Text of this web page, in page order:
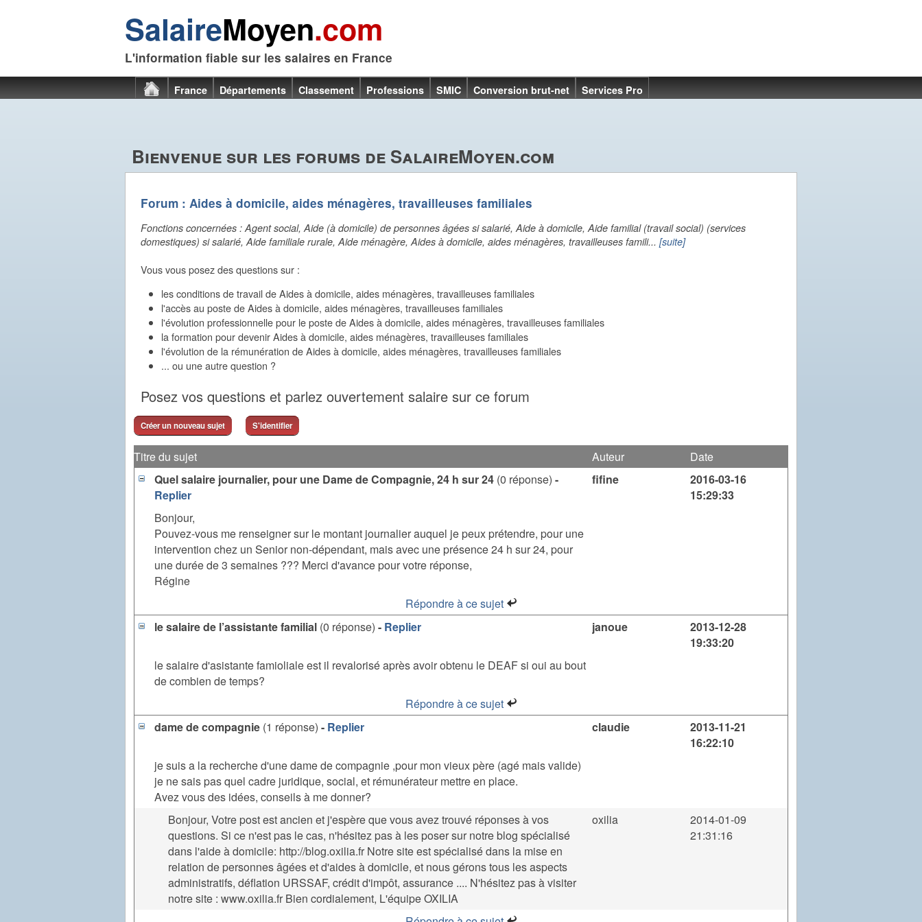
SalaireMoyen.com
L'information fiable sur les salaires en France
France Départements Classement Professions SMIC Conversion brut-net Services Pro
Bienvenue sur les forums de SalaireMoyen.com
Forum : Aides à domicile, aides ménagères, travailleuses familiales
Fonctions concernées :Agent social, Aide (à domicile) de personnes âgées si salarié, Aide à domicile, Aide familial (travail social) (services
domestiques) si salarié, Aide familiale rurale, Aide ménagère, Aides à domicile, aides ménagères, travailleuses famili... [suite]
Vous vous posez des questions sur :
les conditions de travail de Aides à domicile, aides ménagères, travailleuses familiales
l'accès au poste de Aides à domicile, aides ménagères, travailleuses familiales
l'évolution professionnelle pour le poste de Aides à domicile, aides ménagères, travailleuses familiales
la formation pour devenir Aides à domicile, aides ménagères, travailleuses familiales
l'évolution de la rémunération de Aides à domicile, aides ménagères, travailleuses familiales
... ou une autre question ?
Posez vos questions et parlez ouvertement salaire sur ce forum
Créer un nouveau sujet S'identifier
Titre du sujet Auteur
Date
Quel salaire journalier, pour une Dame de Compagnie, 24 h sur 24 (0 réponse) -
Replier
fifine
2016-03-16
15:29:33
Bonjour,
Pouvez-vous me renseigner sur le montant journalier auquel je peux prétendre, pour une
intervention chez un Senior non-dépendant, mais avec une présence 24 h sur 24, pour
une durée de 3 semaines ??? Merci d'avance pour votre réponse,
Régine
Répondre à ce sujet
le salaire de l’assistante familial (0 réponse) - Replier janoue
2013-12-28
19:33:20
le salaire d'asistante famioliale est il revalorisé après avoir obtenu le DEAF si oui au bout
de combien de temps?
Répondre à ce sujet
dame de compagnie (1 réponse) - Replier claudie
2013-11-21
16:22:10
je suis a la recherche d'une dame de compagnie ,pour mon vieux père (agé mais valide)
je ne sais pas quel cadre juridique, social, et rémunérateur mettre en place.
Avez vous des idées, conseils à me donner?
Bonjour, Votre post est ancien et j'espère que vous avez trouvé réponses à vos
questions. Si ce n'est pas le cas, n'hésitez pas à les poser sur notre blog spécialisé
dans l'aide à domicile: http://blog.oxilia.fr Notre site est spécialisé dans la mise en
relation de personnes âgées et d'aides à domicile, et nous gérons tous les aspects
administratifs, déflation URSSAF, crédit d'impôt, assurance .... N'hésitez pas à visiter
notre site : www.oxilia.fr Bien cordialement, L'équipe OXILIA
oxilia
2014-01-09
21:31:16